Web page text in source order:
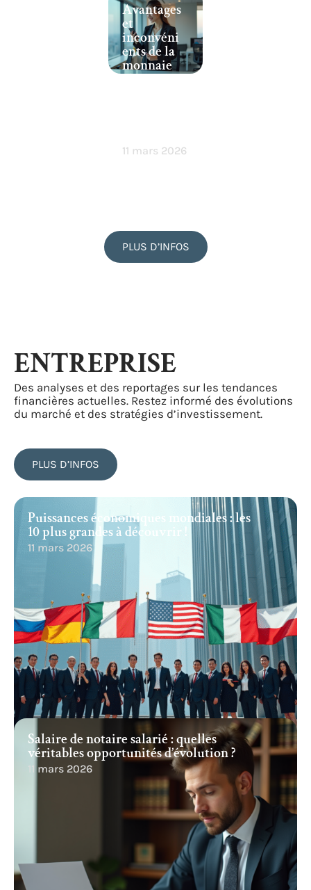
Avantages
et
inconvéni
ents de la
monnaie
électroniq
11 mars 2026
PLUS D’INFOS
ENTREPRISE
Des analyses et des reportages sur les tendances
financières actuelles. Restez informé des évolutions
du marché et des stratégies d’investissement.
PLUS D’INFOS
Puissances économiques mondiales : les
10 plus grandes à découvrir !
11 mars 2026
Salaire de notaire salarié : quelles
véritables opportunités d’évolution ?
11 mars 2026